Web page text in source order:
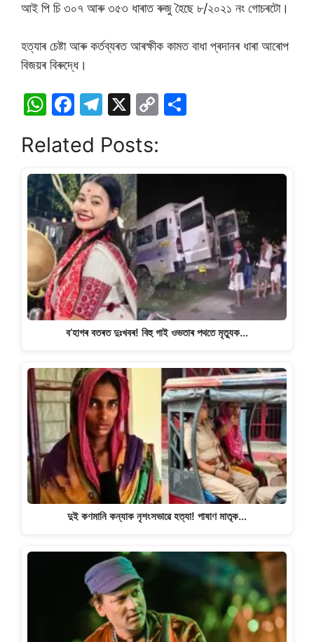
আই পি চি ৩০৭ আৰু ৩৫৩ ধাৰাত ৰুজু হৈছে ৮/২০২১ নং গোচৰটো।
হত্যাৰ চেষ্টা আৰু কৰ্তব্যৰত আৰক্ষীক কামত বাধা প্ৰদানৰ ধাৰা আৰোপ
বিজয়ৰ বিৰুদ্ধে।
W
at
s
A
p
p
F
c
e
b
o
o
k
T
e
gr
a
m
X
C
y
n
k
e
Related Posts:
ব’হাগৰ বতৰত দুঃখবৰ! বিহু গাই ওভতাৰ পথতে মৃত্যুক…
দুই কণমানি কন্যাক নৃশংসভাৱে হত্যা! পাষাণ মাতৃক…